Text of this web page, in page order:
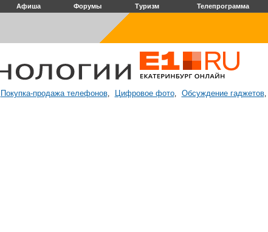
Афиша Форумы Туризм Телепрограмма
Покупка-продажа телефонов, Цифровое фото, Обсуждение гаджетов,